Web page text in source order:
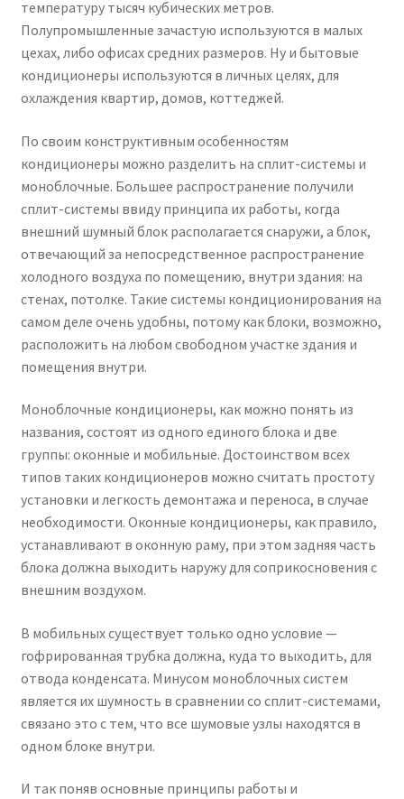
Проектирование систем вентиляции и
кондиционирования
Прокладка трасс для кондиционеров
Средства для дезинфекции кондиционеров
Средства для чистки кондиционеров
кондиционеров
Чистка кондиционеров
температуру тысяч кубических метров.
Полупромышленные зачастую используются в малых
цехах, либо офисах средних размеров. Ну и бытовые
кондиционеры используются в личных целях, для
охлаждения квартир, домов, коттеджей.
По своим конструктивным особенностям
кондиционеры можно разделить на сплит-системы и
моноблочные. Большее распространение получили
сплит-системы ввиду принципа их работы, когда
внешний шумный блок располагается снаружи, а блок,
отвечающий за непосредственное распространение
холодного воздуха по помещению, внутри здания: на
стенах, потолке. Такие системы кондиционирования на
самом деле очень удобны, потому как блоки, возможно,
расположить на любом свободном участке здания и
помещения внутри.
Моноблочные кондиционеры, как можно понять из
названия, состоят из одного единого блока и две
группы: оконные и мобильные. Достоинством всех
типов таких кондиционеров можно считать простоту
установки и легкость демонтажа и переноса, в случае
необходимости. Оконные кондиционеры, как правило,
устанавливают в оконную раму, при этом задняя часть
блока должна выходить наружу для соприкосновения с
внешним воздухом.
В мобильных существует только одно условие —
гофрированная трубка должна, куда то выходить, для
отвода конденсата. Минусом моноблочных систем
является их шумность в сравнении со сплит-системами,
связано это с тем, что все шумовые узлы находятся в
одном блоке внутри.
И так поняв основные принципы работы и